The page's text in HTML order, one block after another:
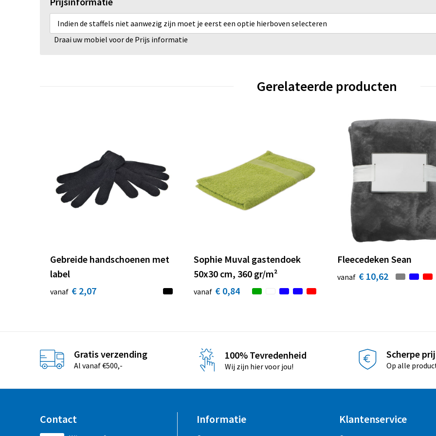
Indien de staffels niet aanwezig zijn moet je eerst een optie hierboven selecteren
Draai uw mobiel voor de Prijs informatie
Gerelateerde producten
Gebreide handschoenen met
label
vanaf € 2,07
Sophie Muval gastendoek
50x30 cm, 360 gr/m²
vanaf € 0,84
Fleecedeken Sean
vanaf € 10,62
Gratis verzending
Al vanaf €500,-
100% Tevredenheid
Wij zijn hier voor jou!
Scherpe
Op alle
Contact Informatie Klantenservice